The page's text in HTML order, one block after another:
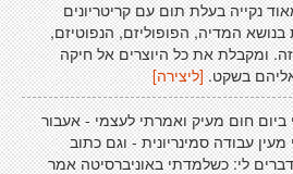
נקייה בעלת תום עם קריטריונים
בנושא המדיה, הפופוליזם, הנפוטיזם,
ומקבלת את כל היוצרים אל חיקה
אליהם בשקט. [ליצירה]
חום מעיק ואמרתי לעצמי - אעבור
עבודה סמינריונית - וגם כתוב
לי: כשלמדתי באוניברסיטה אמר